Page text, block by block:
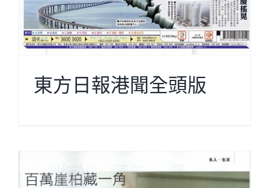
東方日報港聞全頭版